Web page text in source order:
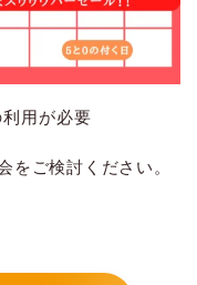
用が必要
をご検討ください。